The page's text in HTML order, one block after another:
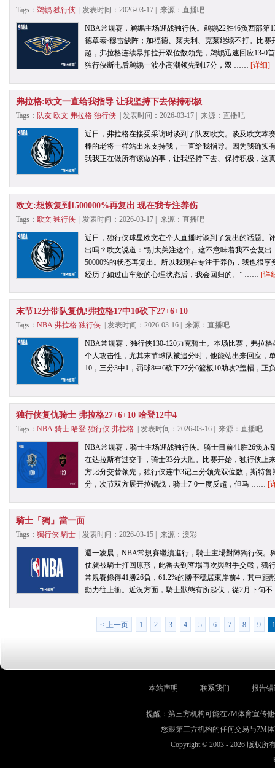
Tags： 鹈鹕 独行侠 | 发表时间：2026-03-17 | 来源：直播吧
NBA常规赛，鹈鹕主场迎战独行侠。鹈鹕22胜46负西部第
德章泰·穆雷缺阵；加福德、莱夫利、克莱继续不打。比
超，弗拉格连续暴扣拉开双位数领先，鹈鹕迅速回应13-0
独行侠断电后鹈鹕一波小高潮领先到17分，双 …… [详细]
弗拉格:欧文一直给我指导 让我坚持下去保持积极
Tags： 队友 欧文 弗拉格 独行侠 | 发表时间：2026-03-17 | 来源：直播吧
近日，弗拉格在接受采访时谈到了队友欧文。谈及欧文本
棒的老将一样站出来支持我，一直给我指导。因为我确实
我我正在做所有该做的事，让我坚持下去、保持积极，
欧文:想恢复到1500000%再复出 现在我专注养伤
Tags： 欧文 独行侠 | 发表时间：2026-03-17 | 来源：直播吧
近日，独行侠球星欧文在个人直播时谈到了复出的话题。
出吗？欧文说道：“别太关注这个。这不意味着我不会复
50000%的状态再复出。所以我现在专注于养伤，我也很
经历了如过山车般的心理状态后，我会回归的。” …… [详
末节12分带队复仇!弗拉格17中10砍下27+6+10
Tags： NBA 弗拉格 独行侠 | 发表时间：2026-03-16 | 来源：直播吧
NBA常规赛，独行侠130-120力克骑士。本场比赛，弗拉
个人攻击性，尤其末节球队被追分时，他能站出来回应，
10，三分3中1，罚球8中6砍下27分6篮板10助攻2盖帽，
独行侠复仇骑士 弗拉格27+6+10 哈登12中4
Tags： NBA 骑士 哈登 独行侠 弗拉格 | 发表时间：2026-03-16 | 来源：直播吧
NBA常规赛，骑士主场迎战独行侠。骑士目前41胜26负东
在达拉斯有过交手，骑士33分大胜。比赛开始，独行侠上
方比分交替领先，独行侠连中3记三分领先双位数，斯特
分，次节双方展开拉锯战，骑士7-0一度反超，但马 …… [
騎士「獨」當一面
Tags： 獨行俠 騎士 | 发表时间：2026-03-15 | 来源：澳彩
週一凌晨，NBA常規賽繼續進行，騎士主場對陣獨行俠。
仗就被騎士打回原形，此番去到客場再次與對手交戰，獨
常規賽錄得41勝26負，61.2%的勝率穩居東岸前4，其中
動力往上衝。近況方面，騎士狀態有所起伏，從2月下旬
< 上一页 1 2 3 4 5 6 7 8 9
- 本站声明 - - 联系我们 - - 报告
提醒：第三方机构可能在7M体育宣传
您跟第三方机构的任何交易与7M
Copyright © 2003 - 2026 版权所